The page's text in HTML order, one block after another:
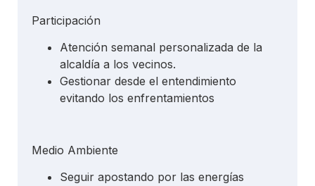
Participación
Atención semanal personalizada de la
alcaldía a los vecinos.
Gestionar desde el entendimiento
evitando los enfrentamientos
Medio Ambiente
Seguir apostando por las energías